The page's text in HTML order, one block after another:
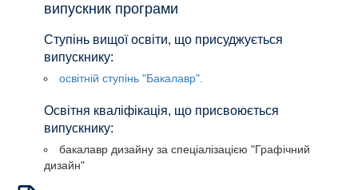
випускник програми
Ступінь вищої освіти, що присуджується
випускнику:
освітній ступінь "Бакалавр".
Освітня кваліфікація, що присвоюється
випускнику:
бакалавр дизайну за спеціалізацією "Графічний
дизайн"